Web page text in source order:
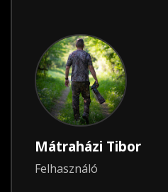
Mátraházi Tibor
Felhasználó